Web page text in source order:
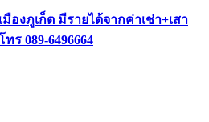
องภูเก็ต มีรายได้จากค่าเช่า+เสา
089-6496664